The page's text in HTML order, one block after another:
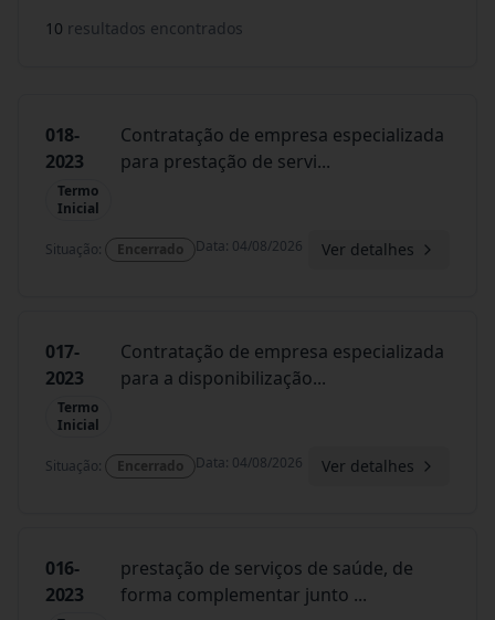
10 resultados encontrados
018-
2023
Termo
Inicial
Contratação de empresa especializada
para prestação de servi...
Situação: Encerrado Data: 04/08/2026 Ver detalhes
017-
2023
Termo
Inicial
Contratação de empresa especializada
para a disponibilização...
Situação: Encerrado Data: 04/08/2026 Ver detalhes
016-
2023
prestação de serviços de saúde, de
forma complementar junto ...